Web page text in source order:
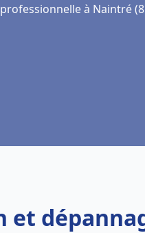
à Naintré
et